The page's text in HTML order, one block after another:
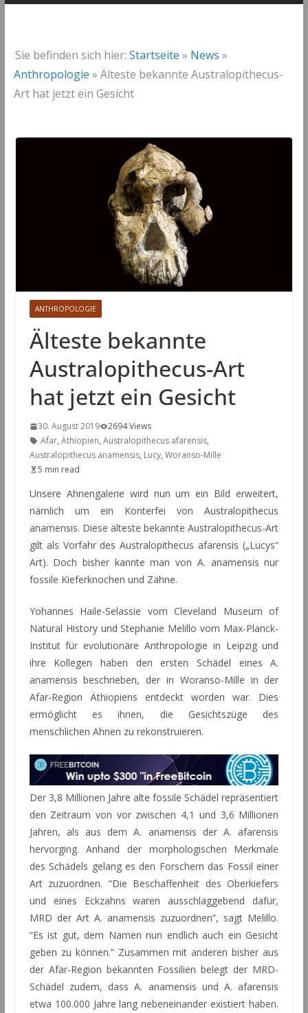
Sie befinden sich hier: Startseite » News »
Anthropologie » Älteste bekannte Australopithecus-
Art hat jetzt ein Gesicht
ANTHROPOLOGIE
Älteste bekannte
Australopithecus-Art
hat jetzt ein Gesicht
30. August 2019
2694 Views
Afar, Äthiopien, Australopithecus afarensis,
Australopithecus anamensis, Lucy, Woranso-Mille
5 min read
Unsere Ahnengalerie wird nun um ein Bild erweitert,
nämlich um ein Konterfei von Australopithecus
anamensis. Diese älteste bekannte Australopithecus-Art
gilt als Vorfahr des Australopithecus afarensis („Lucys“
Art). Doch bisher kannte man von A. anamensis nur
fossile Kieferknochen und Zähne.
Yohannes Haile-Selassie vom Cleveland Museum of
Natural History und Stephanie Melillo vom Max-Planck-
Institut für evolutionäre Anthropologie in Leipzig und
ihre Kollegen haben den ersten Schädel eines A.
anamensis beschrieben, der in Woranso-Mille in der
Afar-Region Äthiopiens entdeckt worden war. Dies
ermöglicht es ihnen, die Gesichtszüge des
menschlichen Ahnen zu rekonstruieren.
Der 3,8 Millionen Jahre alte fossile Schädel repräsentiert
den Zeitraum von vor zwischen 4,1 und 3,6 Millionen
Jahren, als aus dem A. anamensis der A. afarensis
hervorging. Anhand der morphologischen Merkmale
des Schädels gelang es den Forschern das Fossil einer
Art zuzuordnen. “Die Beschaffenheit des Oberkiefers
und eines Eckzahns waren ausschlaggebend dafür,
MRD der Art A. anamensis zuzuordnen”, sagt Melillo.
“Es ist gut, dem Namen nun endlich auch ein Gesicht
geben zu können.” Zusammen mit anderen bisher aus
der Afar-Region bekannten Fossilien belegt der MRD-
Schädel zudem, dass A. anamensis und A. afarensis
etwa 100.000 Jahre lang nebeneinander existiert haben.